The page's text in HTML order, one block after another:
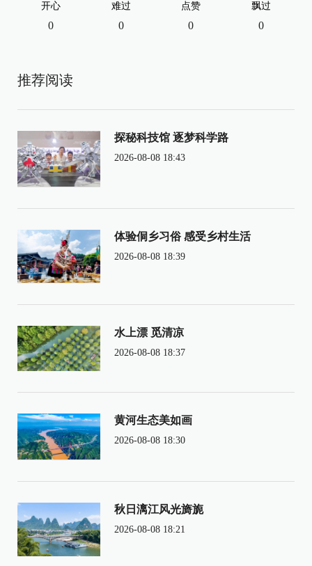
开心
0
难过
0
点赞
0
飘过
0
推荐阅读
探秘科技馆 逐梦科学路
2026-08-08 18:43
体验侗乡习俗 感受乡村生活
2026-08-08 18:39
水上漂 觅清凉
2026-08-08 18:37
黄河生态美如画
2026-08-08 18:30
秋日漓江风光旖旎
2026-08-08 18:21